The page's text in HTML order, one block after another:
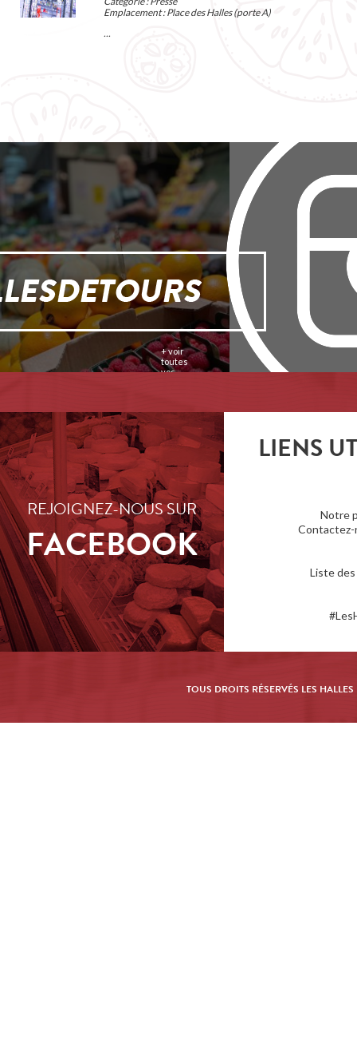
Emplacement : Place des Halles (porte A)
...
+ voir
toutes
vos
REJOIGNEZ-NOUS SUR
FACEBOOK
LIENS
Notre
Contactez-
Liste
TOUS DROITS RÉSERVÉS LES